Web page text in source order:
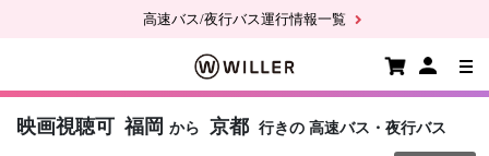
高速バス/夜行バス運行情報一覧
映画視聴可 福岡 から 京都 行きの 高速バス・夜行バス